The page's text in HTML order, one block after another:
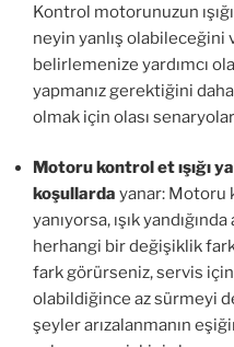
Kontrol motorunuzun
neyin yanlış
belirlemenize yardımcı
yapmanız gerektiğini daha
olmak için olası
Motoru kontrol et ışığı
koşullarda yanar: Motoru
yanıyorsa, ışık
herhangi bir değişiklik
fark görürseniz, servis için
olabildiğince az sürmeyi
şeyler arızalanmanın